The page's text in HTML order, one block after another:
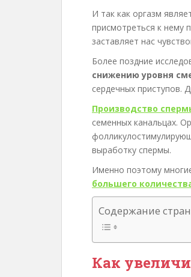
И так как оргазм
присмотреться к нему
заставляет нас
Более поздние
снижению уровня
сердечных приступов.
Производство
семенных канальцах.
выработку спермы.
Именно поэтому
большего
Содержание
Как